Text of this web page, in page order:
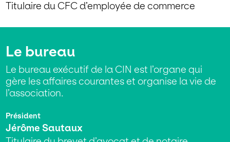
Titulaire du CFC d’employée de commerce
Le bureau
Le bureau exécutif de la CIN est l’organe qui
gère les affaires courantes et organise la vie de
l’association.
Président
Jérôme Sautaux